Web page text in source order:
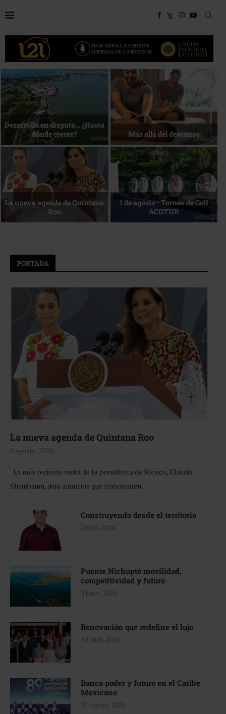
Bottega, un viaje servido a la
mesa
Energía que Impulsa la
competitividad
Reconocimiento de viajeros La esencia del servicio
PORTADA
La nueva agenda de Quintana Roo
4 agosto, 2026
La más reciente visita de la presidenta de México, Claudia
Sheinbaum, dejó anuncios que trascienden …
Construyendo desde el territorio
2 julio, 2026
Puente Nichupté movilidad,
competitividad y futuro
3 junio, 2026
Renovación que redefine el lujo
30 abril, 2026
Banca poder y futuro en el Caribe
Mexicano
31 marzo, 2026